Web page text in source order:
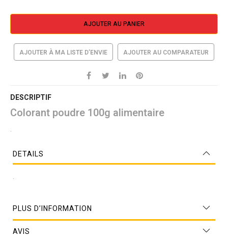
AJOUTER AU PANIER
AJOUTER À MA LISTE D’ENVIE AJOUTER AU COMPARATEUR
DESCRIPTIF
Colorant poudre 100g alimentaire
.
DETAILS
.
PLUS D’INFORMATION
AVIS